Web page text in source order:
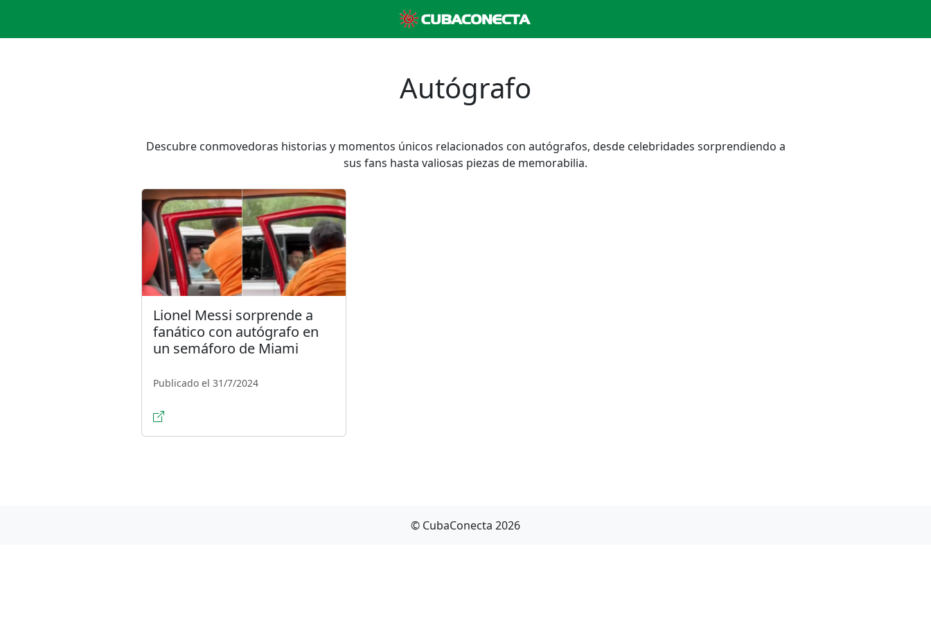
Autógrafo
Descubre conmovedoras historias y momentos únicos relacionados con autógrafos, desde celebridades sorprendiendo a
sus fans hasta valiosas piezas de memorabilia.
Lionel Messi sorprende a
fanático con autógrafo en
un semáforo de Miami
Publicado el 31/7/2024
© CubaConecta 2026